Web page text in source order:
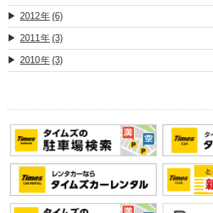
2012 (6)
2011 (3)
2010 (3)